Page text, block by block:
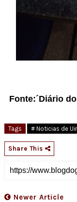
Fonte:´Diário
Tags # Noticias de
Share This
Newer Article